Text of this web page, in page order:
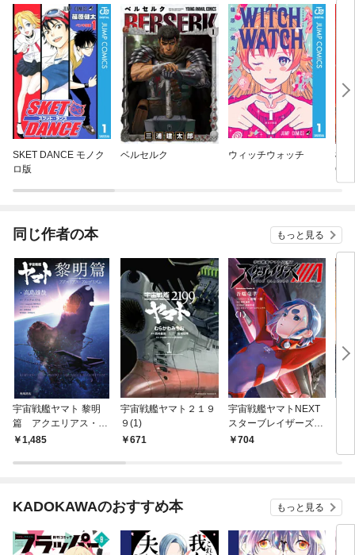
SKET DANCE モノク
ロ版
ベルセルク ウィッチウォッチ
機
同じ作者の本 もっと見る
宇宙戦艦ヤマト 黎明
篇 アクエリアス・ア
ルゴリズム
1,485
宇宙戦艦ヤマト２１９
９(1)
671
宇宙戦艦ヤマトNEXT
スターブレイザーズΛ
（１）
704
KADOKAWAのおすすめ本 もっと見る